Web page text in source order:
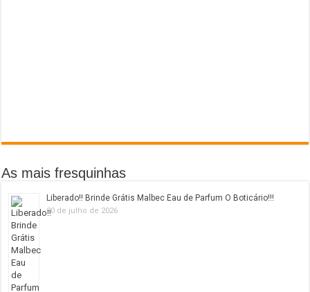
As mais fresquinhas
Liberado!! Brinde Grátis Malbec Eau de Parfum O Boticário!!!
20 de julho de 2026